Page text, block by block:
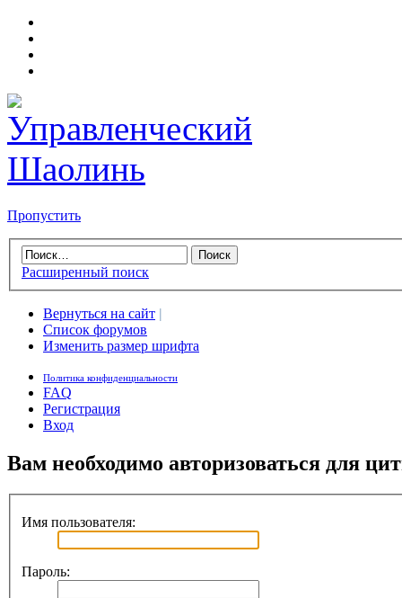
Пропустить
Расширенный поиск
Вернуться на сайт |
Список форумов
Изменить размер шрифта
Политика конфиденциальности
FAQ
Регистрация
Вход
Вам необходимо авторизоваться для
Имя пользователя:
Пароль: